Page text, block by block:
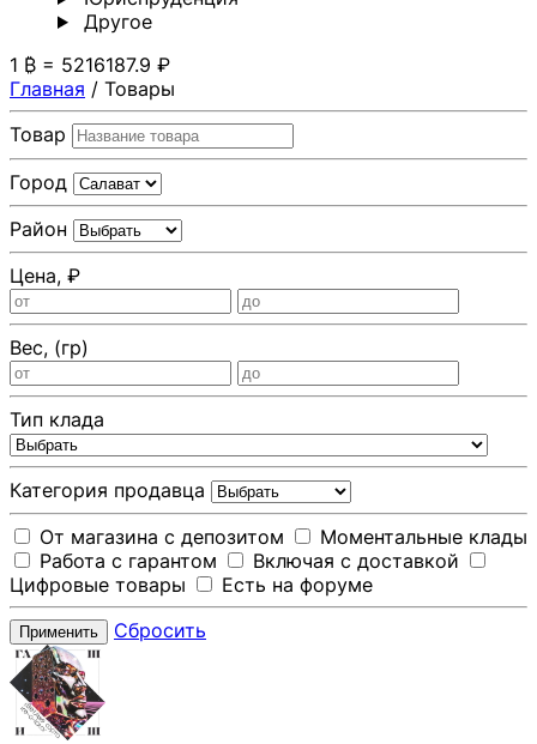
Другoе
1 ₿ = 5216187.9 ₽
Главная / Товары
Товар
Город
Район
Цена, ₽
Вес, (гр)
Тип клада
Категория продавца
От магазина с депозитом
Моментальные клады
Работа с гарантом
Включая с доставкой
Цифровые товары
Есть на форуме
Применить Сбросить